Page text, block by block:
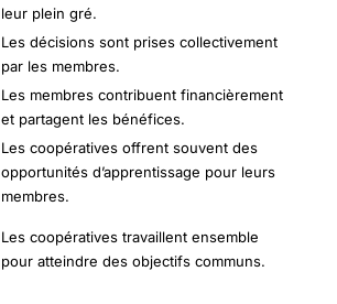
leur plein gré.
Les décisions sont prises collectivement
par les membres.
Les membres contribuent financièrement
et partagent les bénéfices.
Les coopératives offrent souvent des
opportunités d’apprentissage pour leurs
membres.
Les coopératives travaillent ensemble
pour atteindre des objectifs communs.